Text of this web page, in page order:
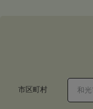
市区町村